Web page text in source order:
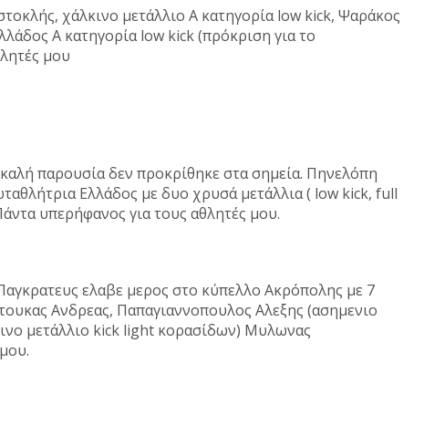
χάλκινο μετάλλιο Α κατηγορία low kick, Ψαράκος
Α κατηγορία low kick (πρόκριση για το
μου
παρουσία δεν προκρίθηκε στα σημεία. Πηνελόπη
Ελλάδος με δυο χρυσά μετάλλια ( low kick, full
υπερήφανος για τους αθλητές μου.
ελαβε μερος στο κύπελλο Ακρόπολης με 7
Ανδρεας, Παπαγιαννοπουλος Αλεξης (ασημενιο
μετάλλιο kick light κορασίδων) Μυλωνας